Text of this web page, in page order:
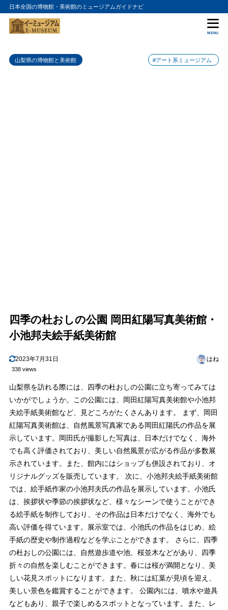
日本全国の博物館・美術館のミュージアムガイドナビ
MENU
山梨県の博物館と美術館 #アート系ミュージアム
四季の杜おしの公園 岡田紅陽写真美術館・
小池邦夫絵手紙美術館
2023年7月31日 はね
338 views
山梨県を訪れる際には、四季の杜おしの公園に立ち寄ってみては
いかがでしょうか。この公園には、岡田紅陽写真美術館や小池邦
夫絵手紙美術館など、見どころがたくさんあります。 まず、岡田
紅陽写真美術館は、自然風景写真家である岡田紅陽氏の作品を展
示しています。岡田氏が撮影した写真は、日本だけでなく、海外
でも高く評価されており、美しい自然風景が広がる作品が多数展
示されています。また、館内にはショップも併設されており、オ
リジナルグッズを販売しています。 次に、小池邦夫絵手紙美術館
では、絵手紙作家の小池邦夫氏の作品を展示しています。小池氏
は、挨拶状や季節の挨拶状など、様々なシーンで使うことができ
る絵手紙を制作しており、その作品は日本だけでなく、海外でも
高い評価を得ています。展示室では、小池氏の作品をはじめ、絵
手紙の歴史や制作過程などを学ぶことができます。 さらに、四季
の杜おしの公園には、自然遊歩道や池、桜並木などがあり、四季
折々の自然を楽しむことができます。春には桜が満開となり、美
しい花見スポットになります。また、秋には紅葉が見頃を迎え、
美しい景色を鑑賞することができます。 公園内には、噴水や遊具
などもあり、親子で楽しめるスポットとなっています。また、レ
目次
1 四季の杜おしの公園 岡田紅陽写真美術館・小池邦夫絵手紙美術館
の入館料金